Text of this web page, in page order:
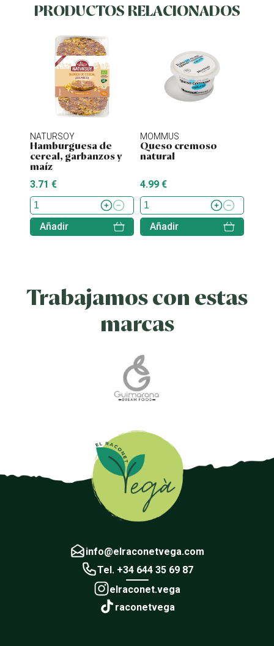
PRODUCTOS RELACIONADOS
NATURSOY
Hamburguesa de
cereal, garbanzos y
maíz
3.71 €
Añadir
MOMMUS
Queso cremoso
natural
4.99 €
Añadir
Trabajamos con estas
marcas
info@elraconetvega.com
Tel. +34 644 35 69 87
elraconet.vega
raconetvega